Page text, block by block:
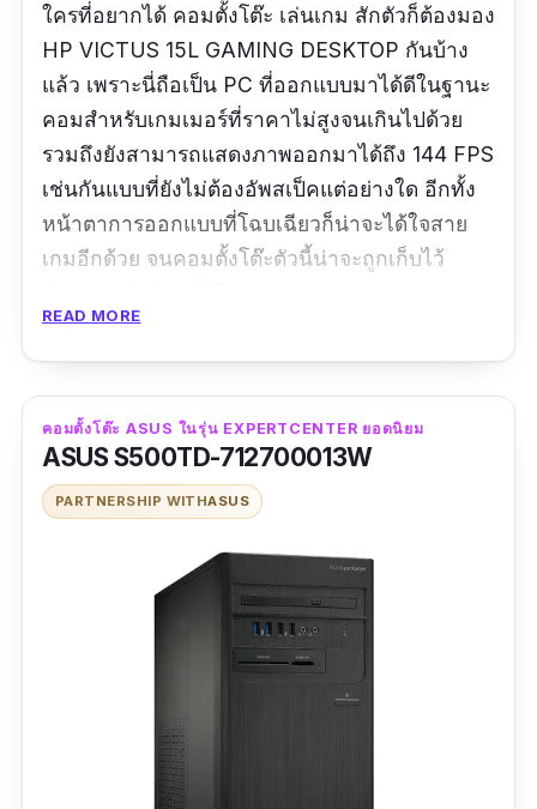
ใครที่อยากได้ คอมตั้งโต๊ะ เล่นเกม สักตัวก็ต้องมอง
HP VICTUS 15L GAMING DESKTOP กันบ้าง
แล้ว เพราะนี่ถือเป็น PC ที่ออกแบบมาได้ดีในฐานะ
คอมสำหรับเกมเมอร์ที่ราคาไม่สูงจนเกินไปด้วย
รวมถึงยังสามารถแสดงภาพออกมาได้ถึง 144 FPS
เช่นกันแบบที่ยังไม่ต้องอัพสเป็คแต่อย่างใด อีกทั้ง
หน้าตาการออกแบบที่โฉบเฉียวก็น่าจะได้ใจสาย
เกมอีกด้วย จนคอมตั้งโต๊ะตัวนี้น่าจะถูกเก็บไว้
READ MORE
คอมตั้งโต๊ะ ASUS ในรุ่น EXPERTCENTER ยอดนิยม
ASUS S500TD-712700013W
PARTNERSHIP WITHASUS